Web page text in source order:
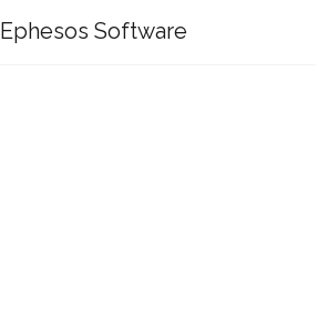
Ephesos Software